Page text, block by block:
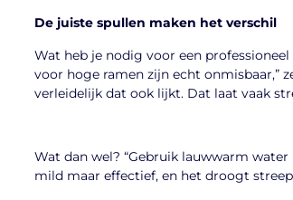
De juiste spullen maken het verschil
Wat heb je nodig voor een
voor hoge ramen zijn echt onmisbaar,”
verleidelijk dat ook lijkt. Dat laat vaak
Wat dan wel? “Gebruik lauwwarm
mild maar effectief, en het droogt